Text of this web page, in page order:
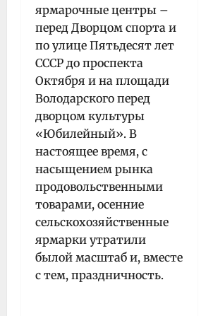
ярмарочные центры –
перед Дворцом спорта и
по улице Пятьдесят лет
СССР до проспекта
Октября и на площади
Володарского перед
дворцом культуры
«Юбилейный». В
настоящее время, с
насыщением рынка
продовольственными
товарами, осенние
сельскохозяйственные
ярмарки утратили
былой масштаб и, вместе
с тем, праздничность.